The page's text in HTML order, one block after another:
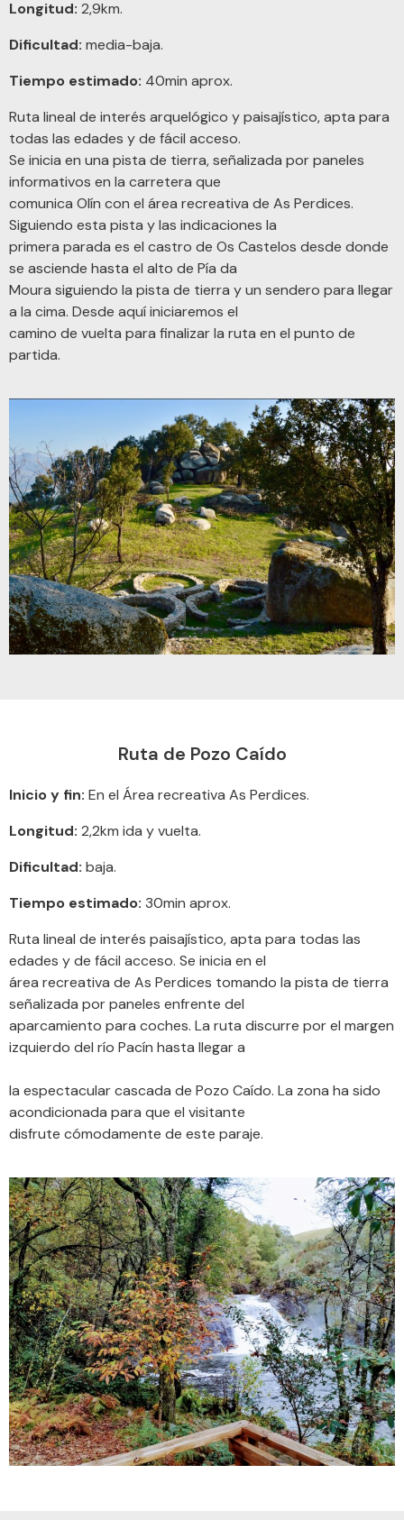
Longitud: 2,9km.
Dificultad: media-baja.
Tiempo estimado: 40min aprox.
Ruta lineal de interés arquelógico y paisajístico, apta para
todas las edades y de fácil acceso.
Se inicia en una pista de tierra, señalizada por paneles
informativos en la carretera que
comunica Olín con el área recreativa de As Perdices.
Siguiendo esta pista y las indicaciones la
primera parada es el castro de Os Castelos desde donde
se asciende hasta el alto de Pía da
Moura siguiendo la pista de tierra y un sendero para llegar
a la cima. Desde aquí iniciaremos el
camino de vuelta para finalizar la ruta en el punto de
partida.
Ruta de Pozo Caído
Inicio y fin: En el Área recreativa As Perdices.
Longitud: 2,2km ida y vuelta.
Dificultad: baja.
Tiempo estimado: 30min aprox.
Ruta lineal de interés paisajístico, apta para todas las
edades y de fácil acceso. Se inicia en el
área recreativa de As Perdices tomando la pista de tierra
señalizada por paneles enfrente del
aparcamiento para coches. La ruta discurre por el margen
izquierdo del río Pacín hasta llegar a
la espectacular cascada de Pozo Caído. La zona ha sido
acondicionada para que el visitante
disfrute cómodamente de este paraje.